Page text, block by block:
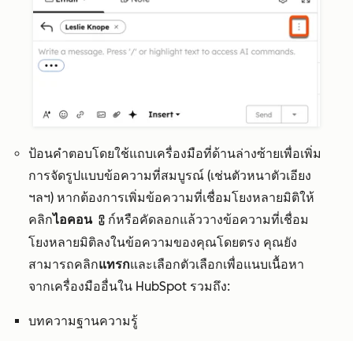
ป้อนคำตอบโดยใช้แถบเครื่องมือที่ด้านล่างซ้ายเพื่อเพิ่ม
การจัดรูปแบบข้อความที่สมบูรณ์ (เช่นตัวหนาตัวเอียง
ฯลฯ) หากต้องการเพิ่มข้อความที่เชื่อมโยงหลายมิติให้
คลิกไอคอน link ก์หรือคัดลอกแล้ววางข้อความที่เชื่อม
โยงหลายมิติลงในข้อความของคุณโดยตรง คุณยัง
สามารถคลิกแทรกและเลือกตัวเลือกเพื่อแนบเนื้อหา
จากเครื่องมืออื่นใน HubSpot รวมถึง:
บทความฐานความรู้